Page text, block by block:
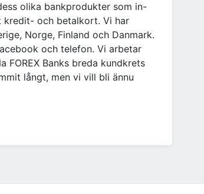
olika bankprodukter som in-
kredit- och betalkort. Vi har
Norge, Finland och Danmark.
och telefon. Vi arbetar
FOREX Banks breda kundkrets
långt, men vi vill bli ännu